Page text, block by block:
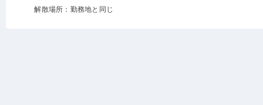
解散場所：勤務地と同じ